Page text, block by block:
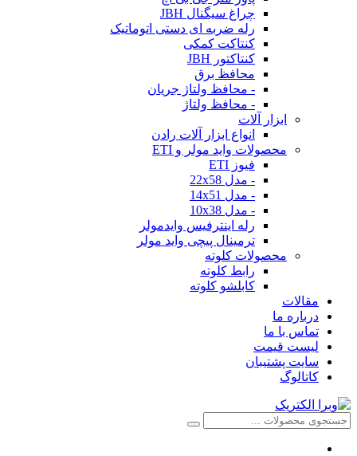
چراغ سیگنال JBH
رله ضربه ای دستی اتوماتیک
کنتاکت کمکی
کنتاکتور JBH
محافظ برق
- محافظ ولتاژ جریان
- محافظ ولتاژ
ابزار آلات
انواع ابزار آلات رادن
محصولات واید مولر و ETI
فیوز ETI
- مدل 22x58
- مدل 14x51
- مدل 10x38
رله اینترفیس وایدمولر
ترمینال پیچی واید مولر
محصولات کلوته
رابط کلوته
کابلشو کلوته
مقالات
درباره ما
تماس با ما
لیست قیمت
سایت پشتیبان
کاتالوگ